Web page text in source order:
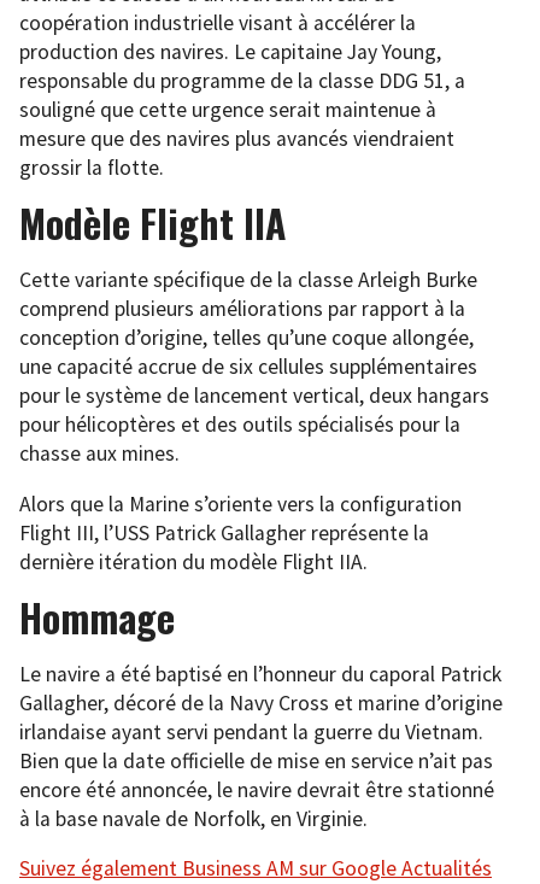
coopération industrielle visant à accélérer la
production des navires. Le capitaine Jay Young,
responsable du programme de la classe DDG 51, a
souligné que cette urgence serait maintenue à
mesure que des navires plus avancés viendraient
grossir la flotte.
Modèle Flight IIA
Cette variante spécifique de la classe Arleigh Burke
comprend plusieurs améliorations par rapport à la
conception d’origine, telles qu’une coque allongée,
une capacité accrue de six cellules supplémentaires
pour le système de lancement vertical, deux hangars
pour hélicoptères et des outils spécialisés pour la
chasse aux mines.
Alors que la Marine s’oriente vers la configuration
Flight III, l’USS Patrick Gallagher représente la
dernière itération du modèle Flight IIA.
Hommage
Le navire a été baptisé en l’honneur du caporal Patrick
Gallagher, décoré de la Navy Cross et marine d’origine
irlandaise ayant servi pendant la guerre du Vietnam.
Bien que la date officielle de mise en service n’ait pas
encore été annoncée, le navire devrait être stationné
à la base navale de Norfolk, en Virginie.
Suivez également Business AM sur Google Actualités